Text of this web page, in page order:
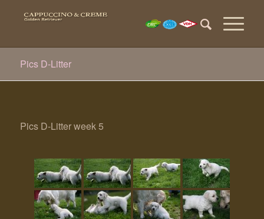
Pics D-Litter
Pics D-Litter week 5